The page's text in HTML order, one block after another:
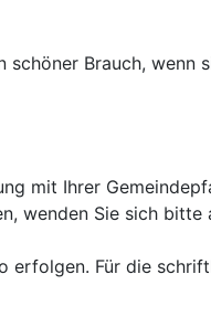
Brauch, wenn
mit Ihrer
wenden Sie sich
Für die